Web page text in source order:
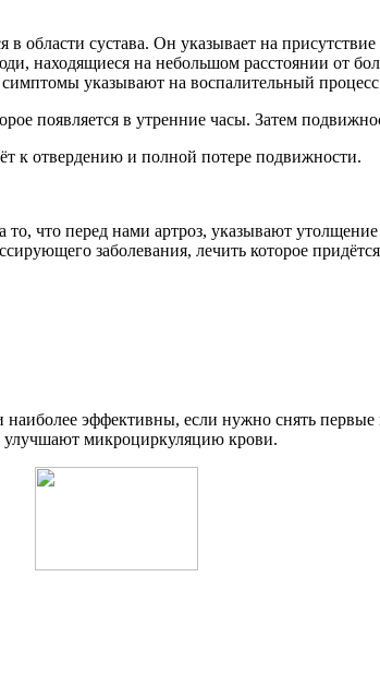
области сустава. Он указывает на
находящиеся на небольшом расстоянии от
указывают на воспалительный
появляется в утренние часы. Затем
к отвердению и полной потере подвижности.
что перед нами артроз, указывают
заболевания, лечить которое
эффективны, если нужно снять
улучшают микроциркуляцию крови.